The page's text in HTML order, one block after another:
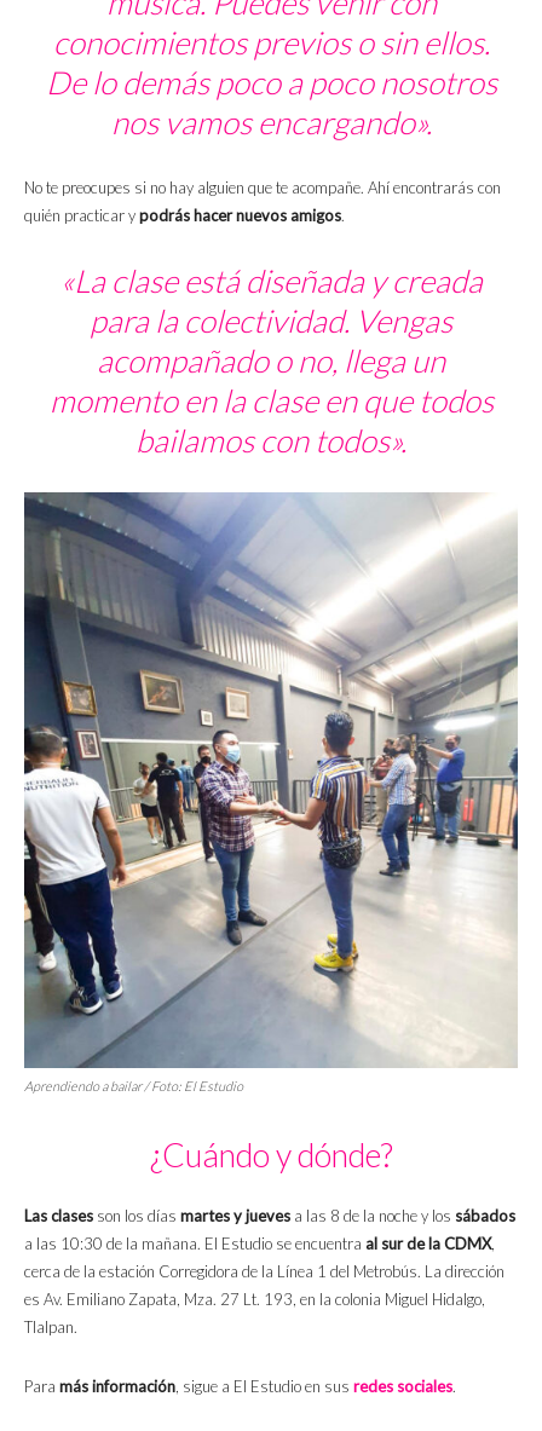
conocimientos previos o sin ellos.
De lo demás poco a poco nosotros
nos vamos encargando».
No te preocupes si no hay alguien que te acompañe. Ahí encontrarás con
quién practicar ypodrás hacer nuevos amigos.
«La clase está diseñada y creada
para la colectividad. Vengas
acompañado o no, llega un
momento en la clase en que todos
bailamos con todos».
Aprendiendo a bailar / Foto: El Estudio
¿Cuándo y dónde?
Las clases son los días martes y jueves a las 8 de la noche y los sábados
a las 10:30 de la mañana. El Estudio se encuentra al sur de la CDMX,
cerca de la estación Corregidora de la Línea 1 del Metrobús. La dirección
es Av. Emiliano Zapata, Mza. 27 Lt. 193, en la colonia Miguel Hidalgo,
Tlalpan.
Para más información, sigue a El Estudio en sus redes sociales.